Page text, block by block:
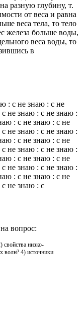
разную глубину, т.
от веса и равна
веса тела, то тело
железа больше воды,
веса воды, то
в
: c не знаю : c не
не знаю : c не знаю :
: c не знаю : c не
не знаю : c не знаю :
: c не знаю : c не
не знаю : c не знаю :
: c не знаю : c не
не знаю : c не знаю :
: c не знаю : c не
не знаю : c
вопрос:
свойства низко-
волн? 4) источники